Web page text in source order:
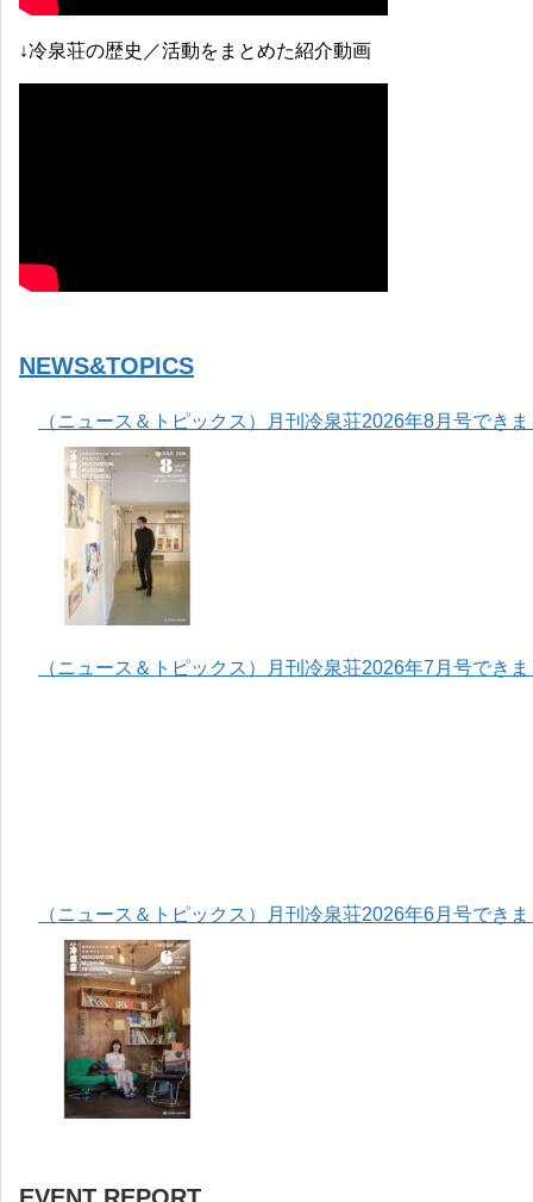
↓冷泉荘の歴史／活動をまとめた紹介動画
NEWS&TOPICS
（ニュース＆トピックス）月刊冷泉荘2026年8月号でき
（ニュース＆トピックス）月刊冷泉荘2026年7月号でき
（ニュース＆トピックス）月刊冷泉荘2026年6月号でき